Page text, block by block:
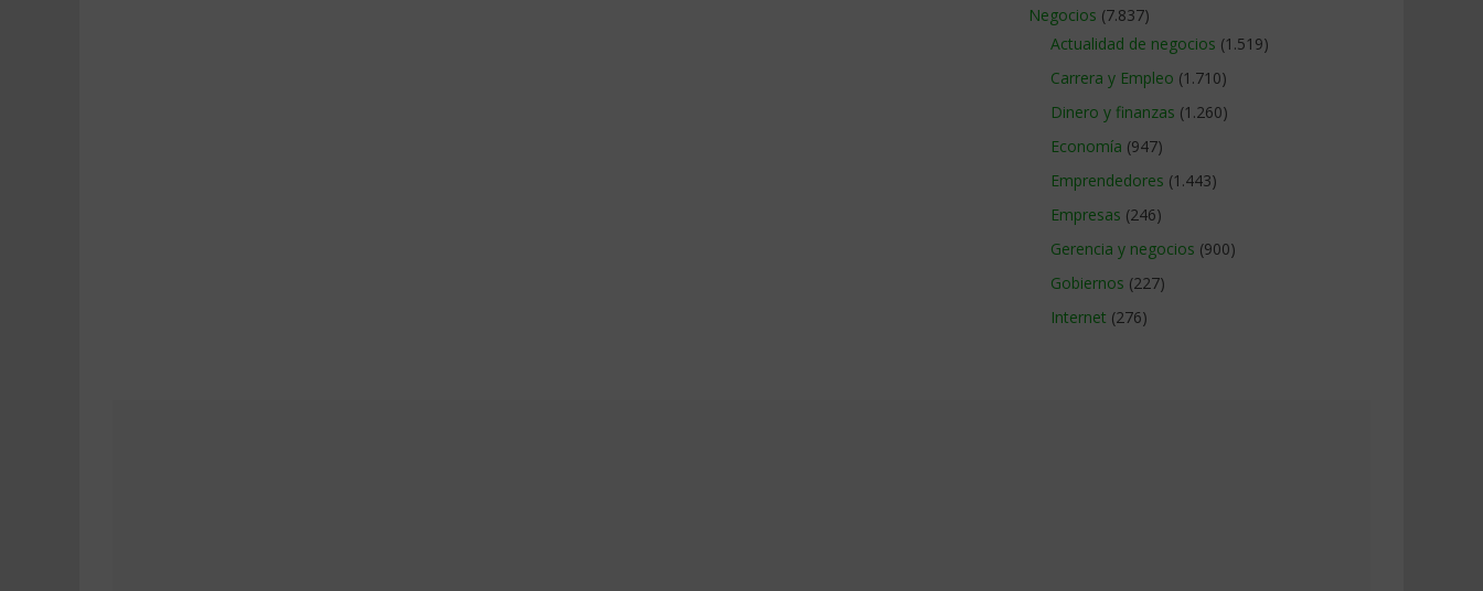
Negocios (7.837)
Actualidad de negocios (1.519)
Carrera y Empleo (1.710)
Dinero y finanzas (1.260)
Economía (947)
Emprendedores (1.443)
Empresas (246)
Gerencia y negocios (900)
Gobiernos (227)
Internet (276)